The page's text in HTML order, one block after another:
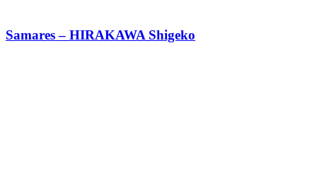
Samares – HIRAKAWA Shigeko